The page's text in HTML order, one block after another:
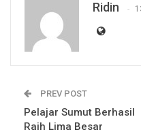
Ridin
PREV POST
Pelajar Sumut Berhasil
Raih Lima Besar